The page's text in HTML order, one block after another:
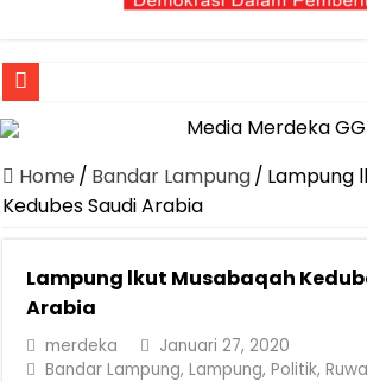
Jasa Raharja Serahkan Santunan kepada
Canangkan Desa TAPIS dan Luncurkan
Pemprov Lampung Berhasil Kendalikan
Dirut Jasa Raharja Dampingi Wamenhub
Dirut Jasa Raharja Dampingi Wamenhub
Home / Bandar Lampung/ Lampung
Kedubes Saudi Arabia
Lampung lkut Musabaqah
Arabia
merdeka
Januari 27, 2020
Bandar Lampung,Lampung,Politik,